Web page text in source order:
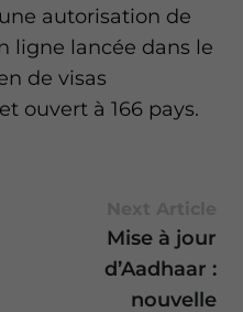
autorisation de
ligne lancée dans le
de visas
ouvert à 166 pays.
Mise à jour
d’Aadhaar :
nouvelle